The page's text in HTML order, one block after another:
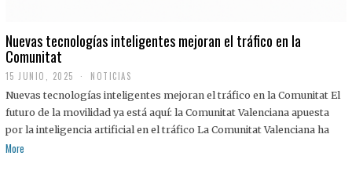
Nuevas tecnologías inteligentes mejoran el tráfico en la
Comunitat
15 JUNIO, 2025 NOTICIAS
Nuevas tecnologías inteligentes mejoran el tráfico en la Comunitat El
futuro de la movilidad ya está aquí: la Comunitat Valenciana apuesta
por la inteligencia artificial en el tráfico La Comunitat Valenciana ha
More